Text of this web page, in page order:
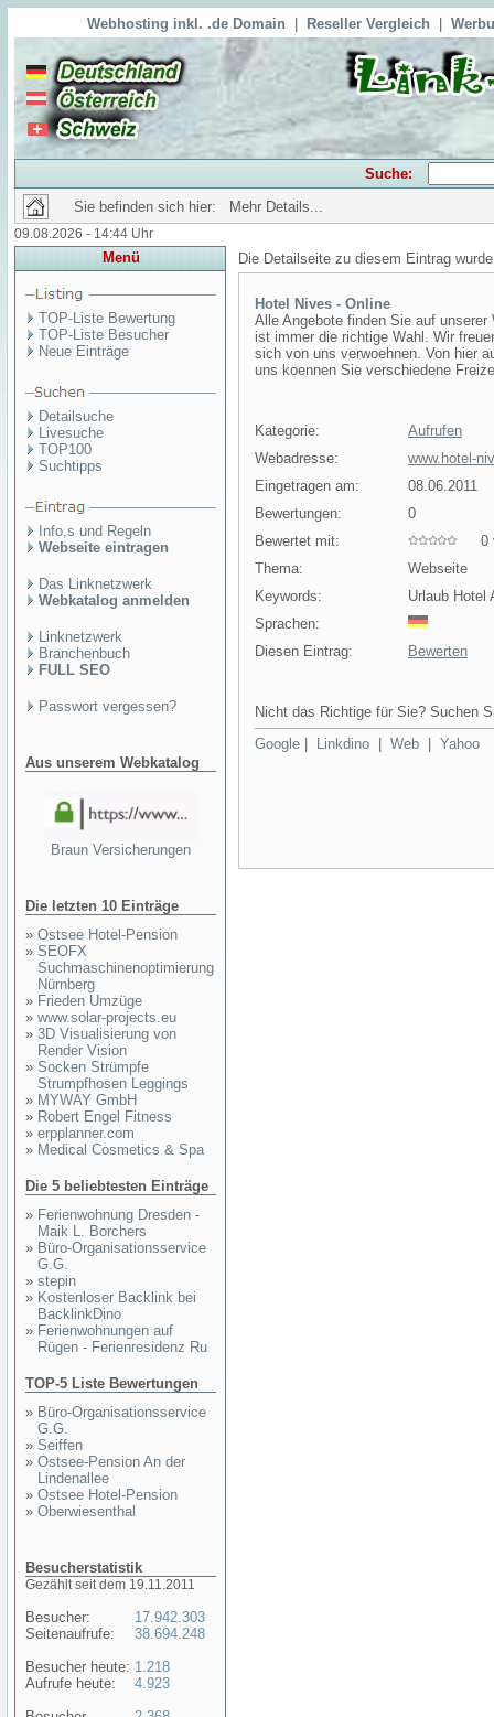
Webhosting inkl. .de Domain Reseller Vergleich
Suche:
Sie befinden sich hier: Mehr Details...
09.08.2026 - 14:44 Uhr
Menü
TOP-Liste Bewertung
TOP-Liste Besucher
Neue Einträge
Detailsuche
Livesuche
TOP100
Suchtipps
Info,s und Regeln
Webseite eintragen
Das Linknetzwerk
Webkatalog anmelden
Linknetzwerk
Branchenbuch
FULL SEO
Passwort vergessen?
Aus unserem Webkatalog
Braun Versicherungen
Die letzten 10 Einträge
» Ostsee Hotel-Pension
» SEOFX
Suchmaschinenoptimierung
Nürnberg
» Frieden Umzüge
» www.solar-projects.eu
» 3D Visualisierung von
Render Vision
» Socken Strümpfe
Strumpfhosen Leggings
» MYWAY GmbH
» Robert Engel Fitness
» erpplanner.com
» Medical Cosmetics & Spa
Die 5 beliebtesten Einträge
» Ferienwohnung Dresden -
Maik L. Borchers
» Büro-Organisationsservice
G.G.
» stepin
» Kostenloser Backlink bei
BacklinkDino
» Ferienwohnungen auf
Rügen - Ferienresidenz Ru
TOP-5 Liste Bewertungen
» Büro-Organisationsservice
G.G.
» Seiffen
» Ostsee-Pension An der
Lindenallee
» Ostsee Hotel-Pension
» Oberwiesenthal
Besucherstatistik
Gezählt seit dem 19.11.2011
Besucher:
Seitenaufrufe:
Besucher heute:
Aufrufe heute:
17.942.303
38.694.248
1.218
4.923
Die Detailseite zu diesem Eintrag
Hotel Nives - Online
Alle Angebote finden Sie auf
ist immer die richtige Wahl. Wir
sich von uns verwoehnen. Von hier
uns koennen Sie verschiedene
Kategorie:
Aufrufen
Webadresse:
www.hotel-
Eingetragen am:
08.06.2011
Bewertungen:
0
Bewertet mit:
0
Thema:
Webseite
Keywords:
Urlaub Hotel
Sprachen:
Diesen Eintrag:
Bewerten
Nicht das Richtige für Sie? Suchen
Google
Linkdino Web Yahoo